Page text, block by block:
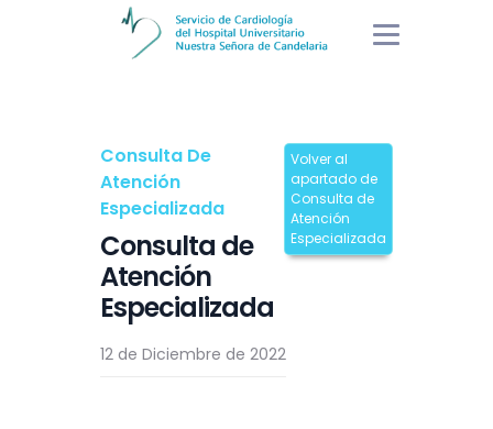
Consulta De
Atención
Especializada
Consulta de
Atención
Especializada
12 de Diciembre de 2022
Volver al
apartado de
Consulta de
Atención
Especializada